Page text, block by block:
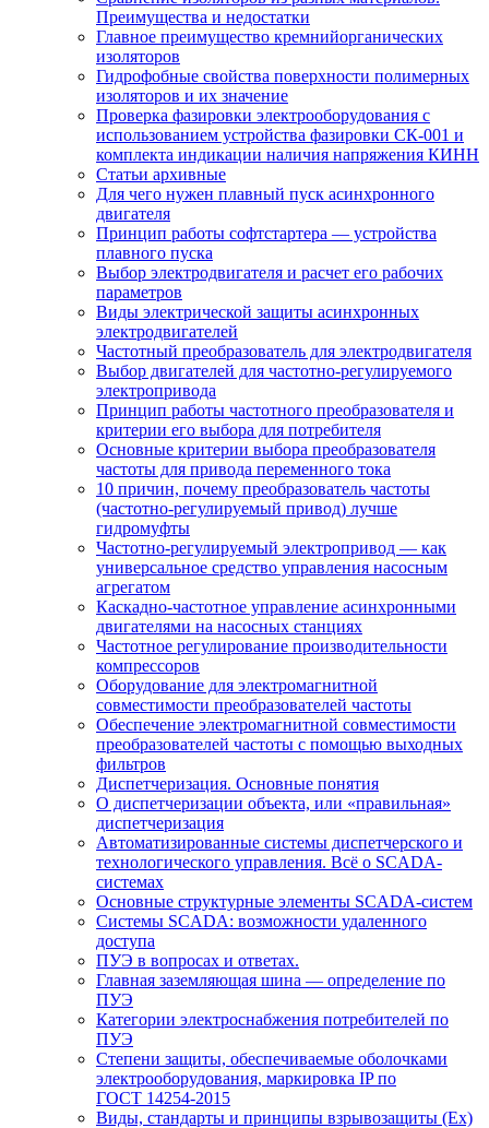
Преимущества и недостатки
Главное преимущество кремнийорганических
изоляторов
Гидрофобные свойства поверхности поли мерных
изоляторов и их значение
Проверка фазировки электрооборудования с
использованием устройства фазировки СК-001 и
комплекта индикации наличия напряжения КИНН
Статьи архивные
Для чего нужен плавный пуск асинхронного
двигателя
Принцип работы софтстартера — устройства
плавного пуска
Выбор электродвигателя и расчет его рабочих
параметров
Виды электрической защиты асинхронных
электродвигателей
Частотный преобразователь для электродвигателя
Выбор двигателей для частотно-регулируемого
электропривода
Принцип работы частотного преобразователя и
критерии его выбора для потребителя
Основные критерии выбора преобразователя
частоты для привода переменного тока
10 причин, почему преобразователь частоты
(частотно-регулируемый привод) лучше
гидромуфты
Частотно-регулируемый электропривод — как
универсальное средство управления насосным
агрегатом
Каскадно-частотное управление асинхронными
двигателями на насосных станциях
Частотное регулирование производительности
компрессоров
Оборудование для электромагнитной
совместимости преобразователей частоты
Обеспечение электромагнитной совместимости
преобразователей частоты с помощью выходных
фильтров
Диспетчеризация. Основные понятия
О диспетчеризации объекта, или «правильная»
диспетчеризация
Автоматизированные системы диспетчерского и
технологического управления. Всё о SCADA-
системах
Основные структурные элементы SCADA-систем
Системы SCADA: возможности удаленного
доступа
ПУЭ в вопросах и ответах.
Главная заземляющая шина — определение по
ПУЭ
Категории электроснабжения потребителей по
ПУЭ
Степени защиты, обеспечиваемые оболочками
электрооборудования, маркировка IP по
ГОСТ 14254-2015
Виды, стандарты и принципы взрывозащиты (Ex)